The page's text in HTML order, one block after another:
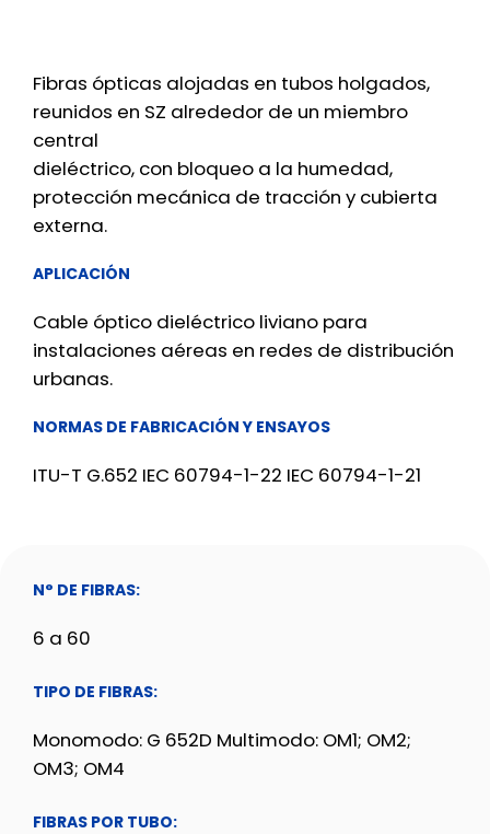
N° DE FIBRAS:
6 a 60
TIPO DE FIBRAS:
Monomodo: G 652D Multimodo: OM1; OM2;
OM3; OM4
FIBRAS POR TUBO:
Fibras ópticas alojadas en tubos holgados,
reunidos en SZ alrededor de un miembro
central
dieléctrico, con bloqueo a la humedad,
protección mecánica de tracción y cubierta
externa.
APLICACIÓN
Cable óptico dieléctrico liviano para
instalaciones aéreas en redes de distribución
urbanas.
NORMAS DE FABRICACIÓN Y ENSAYOS
ITU-T G.652 IEC 60794-1-22 IEC 60794-1-21